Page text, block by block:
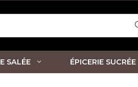
SALÉE ÉPICERIE SUCRÉE